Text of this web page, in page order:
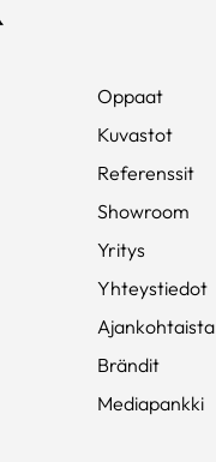
Oppaat
Kuvastot
Referenssit
Showroom
Yritys
Yhteystiedot
Ajankohtaista
Brändit
Mediapankki